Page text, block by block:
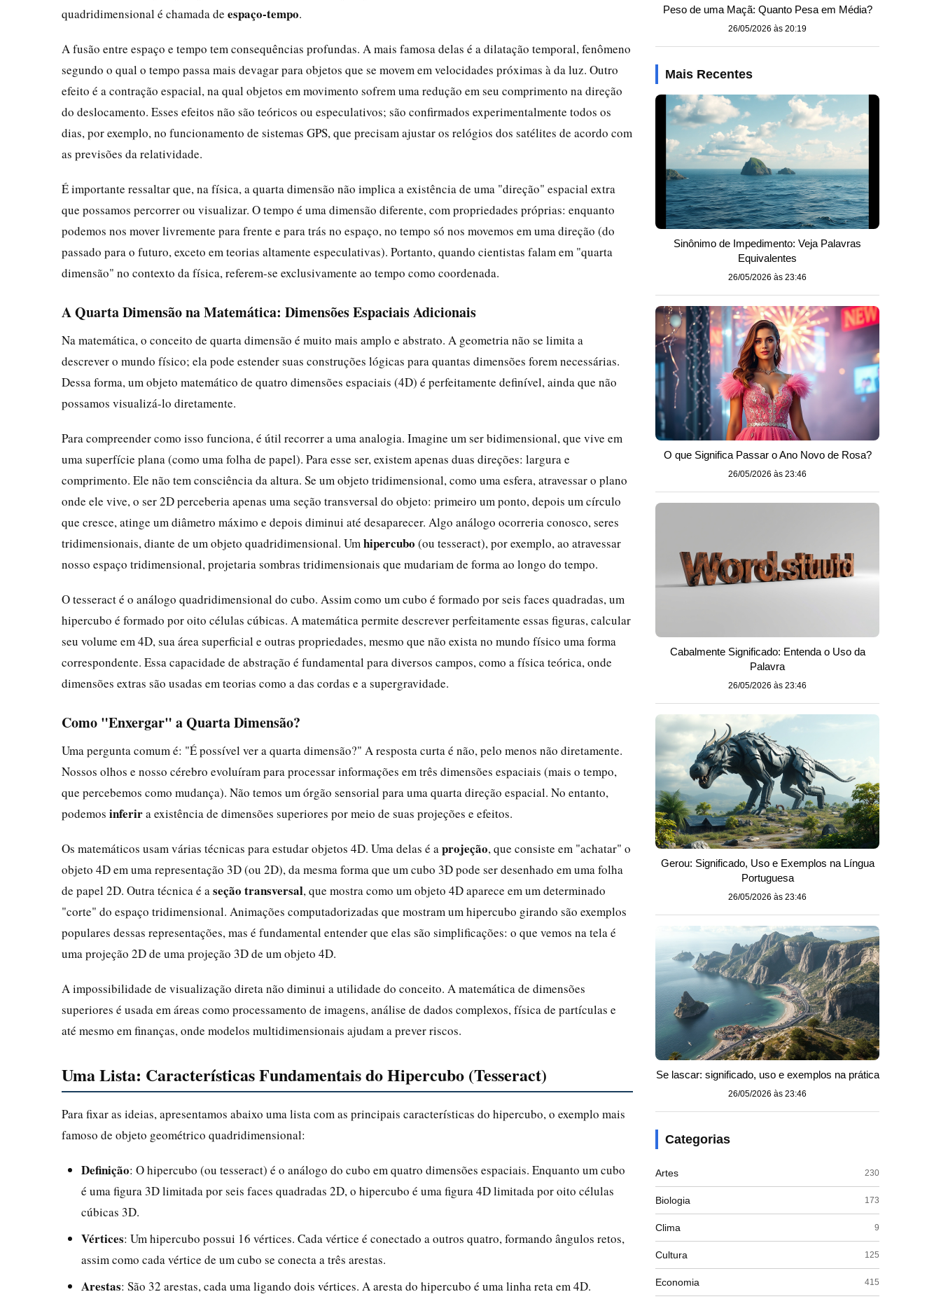
quadridimensional é chamada de espaço-tempo.
A fusão entre espaço e tempo tem consequências profundas. A mais famosa delas é a dilatação temporal, fenômeno
segundo o qual o tempo passa mais devagar para objetos que se movem em velocidades próximas à da luz. Outro
efeito é a contração espacial, na qual objetos em movimento sofrem uma redução em seu comprimento na direção
do deslocamento. Esses efeitos não são teóricos ou especulativos; são confirmados experimentalmente todos os
dias, por exemplo, no funcionamento de sistemas GPS, que precisam ajustar os relógios dos satélites de acordo com
as previsões da relatividade.
É importante ressaltar que, na física, a quarta dimensão não implica a existência de uma "direção" espacial extra
que possamos percorrer ou visualizar. O tempo é uma dimensão diferente, com propriedades próprias: enquanto
podemos nos mover livremente para frente e para trás no espaço, no tempo só nos movemos em uma direção (do
passado para o futuro, exceto em teorias altamente especulativas). Portanto, quando cientistas falam em "quarta
dimensão" no contexto da física, referem-se exclusivamente ao tempo como coordenada.
A Quarta Dimensão na Matemática: Dimensões Espaciais Adicionais
Na matemática, o conceito de quarta dimensão é muito mais amplo e abstrato. A geometria não se limita a
descrever o mundo físico; ela pode estender suas construções lógicas para quantas dimensões forem necessárias.
Dessa forma, um objeto matemático de quatro dimensões espaciais (4D) é perfeitamente definível, ainda que não
possamos visualizá-lo diretamente.
Para compreender como isso funciona, é útil recorrer a uma analogia. Imagine um ser bidimensional, que vive em
uma superfície plana (como uma folha de papel). Para esse ser, existem apenas duas direções: largura e
comprimento. Ele não tem consciência da altura. Se um objeto tridimensional, como uma esfera, atravessar o plano
onde ele vive, o ser 2D perceberia apenas uma seção transversal do objeto: primeiro um ponto, depois um círculo
que cresce, atinge um diâmetro máximo e depois diminui até desaparecer. Algo análogo ocorreria conosco, seres
tridimensionais, diante de um objeto quadridimensional. Um hipercubo (ou tesseract), por exemplo, ao atravessar
nosso espaço tridimensional, projetaria sombras tridimensionais que mudariam de forma ao longo do tempo.
O tesseract é o análogo quadridimensional do cubo. Assim como um cubo é formado por seis faces quadradas, um
hipercubo é formado por oito células cúbicas. A matemática permite descrever perfeitamente essas figuras, calcular
seu volume em 4D, sua área superficial e outras propriedades, mesmo que não exista no mundo físico uma forma
correspondente. Essa capacidade de abstração é fundamental para diversos campos, como a física teórica, onde
dimensões extras são usadas em teorias como a das cordas e a supergravidade.
Como "Enxergar" a Quarta Dimensão?
Uma pergunta comum é: "É possível ver a quarta dimensão?" A resposta curta é não, pelo menos não diretamente.
Nossos olhos e nosso cérebro evoluíram para processar informações em três dimensões espaciais (mais o tempo,
que percebemos como mudança). Não temos um órgão sensorial para uma quarta direção espacial. No entanto,
podemos inferira existência de dimensões superiores por meio de suas projeções e efeitos.
Os matemáticos usam várias técnicas para estudar objetos 4D. Uma delas é a projeção, que consiste em "achatar" o
objeto 4D em uma representação 3D (ou 2D), da mesma forma que um cubo 3D pode ser desenhado em uma folha
de papel 2D. Outra técnica é a seção transversal, que mostra como um objeto 4D aparece em um determinado
"corte" do espaço tridimensional. Animações computadorizadas que mostram um hipercubo girando são exemplos
populares dessas representações, mas é fundamental entender que elas são simplificações: o que vemos na tela é
uma projeção 2D de uma projeção 3D de um objeto 4D.
A impossibilidade de visualização direta não diminui a utilidade do conceito. A matemática de dimensões
superiores é usada em áreas como processamento de imagens, análise de dados complexos, física de partículas e
até mesmo em finanças, onde modelos multidimensionais ajudam a prever riscos.
Uma Lista: Características Fundamentais do Hipercubo (Tesseract)
Para fixar as ideias, apresentamos abaixo uma lista com as principais características do hipercubo, o exemplo mais
famoso de objeto geométrico quadridimensional:
Definição: O hipercubo (ou tesseract) é o análogo do cubo em quatro dimensões espaciais. Enquanto um cubo
é uma figura 3D limitada por seis faces quadradas 2D, o hipercubo é uma figura 4D limitada por oito células
cúbicas 3D.
Vértices: Um hipercubo possui 16 vértices. Cada vértice é conectado a outros quatro, formando ângulos retos,
assim como cada vértice de um cubo se conecta a três arestas.
Arestas: São 32 arestas, cada uma ligando dois vértices. A aresta do hipercubo é uma linha reta em 4D.
Peso de uma Maçã: Quanto Pesa em Média?
26/05/2026 às 20:19
Mais Recentes
Sinônimo de Impedimento: Veja Palavras
Equivalentes
26/05/2026 às 23:46
O que Significa Passar o Ano Novo de Rosa?
26/05/2026 às 23:46
Cabalmente Significado: Entenda o Uso da
Palavra
26/05/2026 às 23:46
Gerou: Significado, Uso e Exemplos na Língua
Portuguesa
26/05/2026 às 23:46
Se lascar: significado, uso e exemplos na prática
26/05/2026 às 23:46
Categorias
Artes 230
Biologia 173
Clima 9
Cultura 125
Economia 415